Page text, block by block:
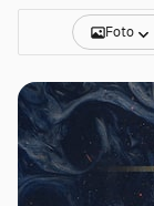
Foto